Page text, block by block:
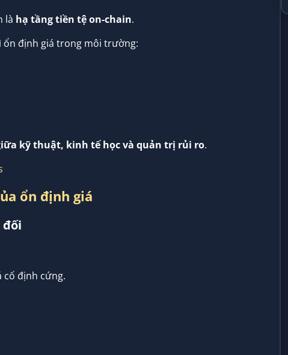
là hạ tầng tiền tệ on-chain.
ổn định giá trong môi trường:
kỹ thuật, kinh tế học và quản trị rủi ro.
ổn định giá
đối
cố định cứng.